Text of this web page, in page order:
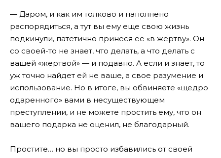
— Даром, и как им толково и наполнено
распорядиться, а тут вы ему еще свою жизнь
подкинули, патетично принеся ее «в жертву». Он
со своей-то не знает, что делать, а что делать с
вашей «жертвой» — и подавно. А если и знает, то
уж точно найдет ей не ваше, а свое разумение и
использование. Но в итоге, вы обвиняете «щедро
одаренного» вами в несуществующем
преступлении, и не можете простить ему, что он
вашего подарка не оценил, не благодарный.
Простите… но вы просто избавились от своей